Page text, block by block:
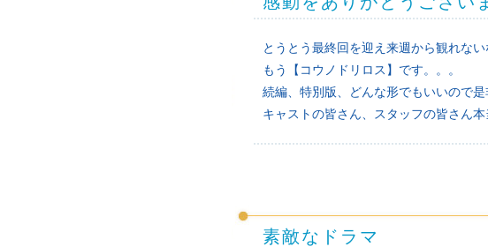
とうとう最終回を迎え来週から観れな
もう【コウノドリロス】です。。。
続編、特別版、どんな形でもいいので是
キャストの皆さん、スタッフの皆さん
素敵なドラマ